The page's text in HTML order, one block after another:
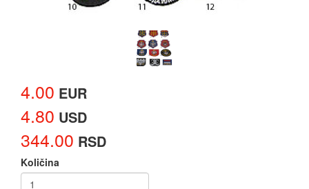
4.00 EUR
4.80 USD
344.00 RSD
Količina